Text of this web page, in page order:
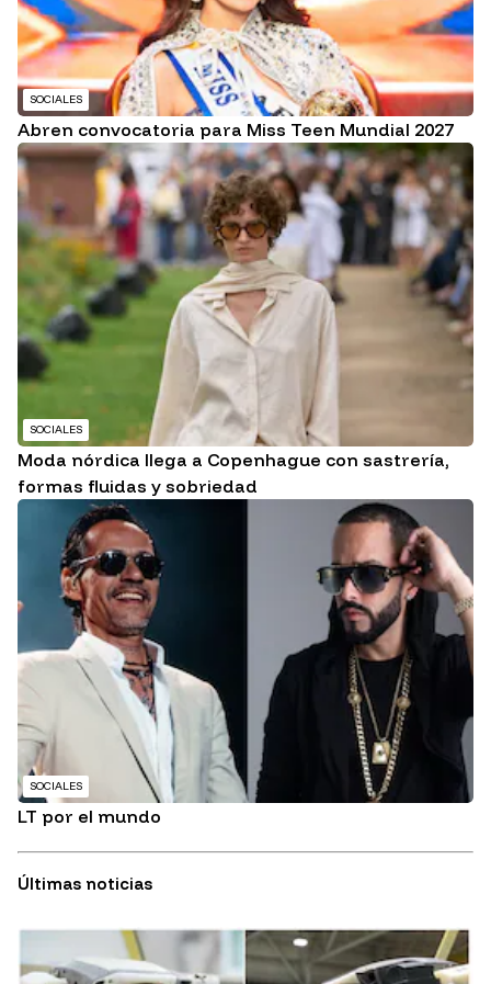
SOCIALES
Abren convocatoria para Miss Teen Mundial 2027
SOCIALES
Moda nórdica llega a Copenhague con sastrería,
formas fluidas y sobriedad
SOCIALES
LT por el mundo
Últimas noticias